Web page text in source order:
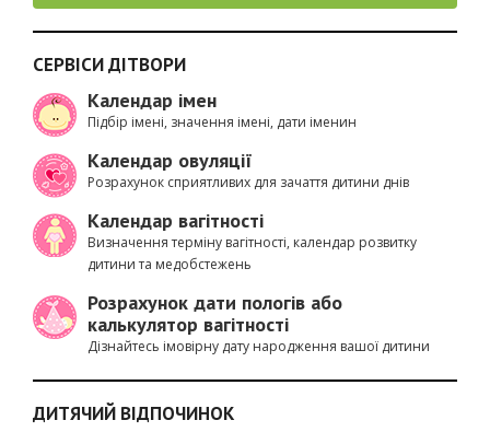
СЕРВІСИ ДІТВОРИ
Календар імен
Підбір імені, значення імені, дати іменин
Календар овуляції
Розрахунок сприятливих для зачаття дитини днів
Календар вагітності
Визначення терміну вагітності, календар розвитку
дитини та медобстежень
Розрахунок дати пологів або
калькулятор вагітності
Дізнайтесь імовірну дату народження вашої дитини
ДИТЯЧИЙ ВІДПОЧИНОК